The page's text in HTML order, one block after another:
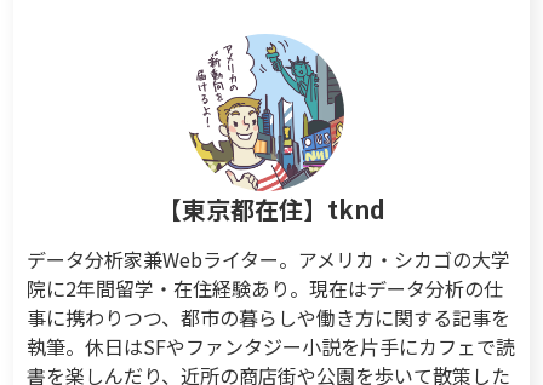
【東京都在住】tknd
データ分析家兼Webライター。アメリカ・シカゴの大学
院に2年間留学・在住経験あり。現在はデータ分析の仕
事に携わりつつ、都市の暮らしや働き方に関する記事を
執筆。休日はSFやファンタジー小説を片手にカフェで読
書を楽しんだり、近所の商店街や公園を歩いて散策した